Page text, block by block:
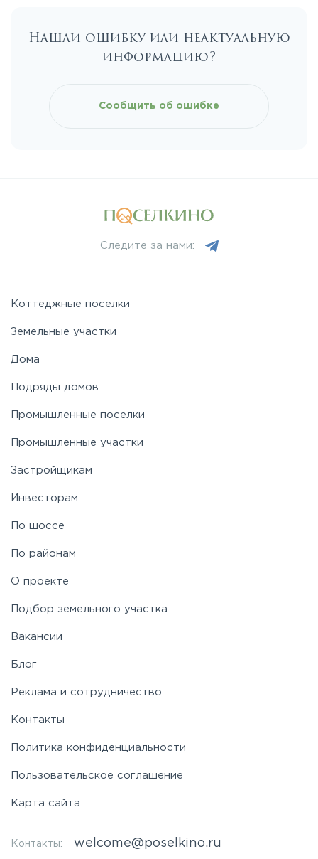
Каширское
Новорижское
Носовихинское
Рогачёвское
Таракановское
Щелковское
Нашли ошибку или неактуальную
информацию?
Сообщить об ошибке
Следите за нами:
Коттеджные поселки
Земельные участки
Дома
Подряды домов
Промышленные поселки
Промышленные участки
Застройщикам
Инвесторам
По шоссе
По районам
О проекте
Подбор земельного участка
Вакансии
Блог
Реклама и сотрудничество
Контакты
Политика конфиденциальности
Пользовательское соглашение
Карта сайта
Контакты: welcome@poselkino.ru